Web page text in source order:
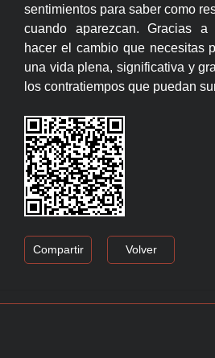
sentimientos para saber como
cuando aparezcan. Gracias
hacer el cambio que necesitas
una vida plena, significativa y
los contratiempos que puedan
Compartir Volver